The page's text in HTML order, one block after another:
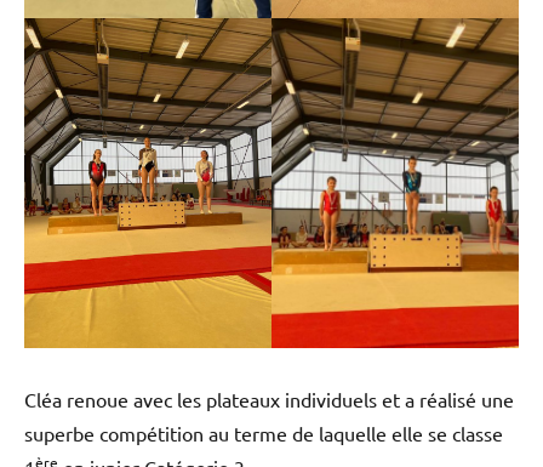
Cléa renoue avec les plateaux individuels et a réalisé une
superbe compétition au terme de laquelle elle se classe
ère